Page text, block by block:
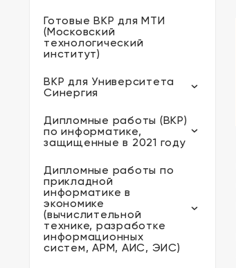
Готовые ВКР для МТИ
(Московский
технологический
институт)
ВКР для Университета
Синергия
Дипломные работы (ВКР)
по информатике,
защищенные в 2021 году
Дипломные работы по
прикладной
информатике в
экономике
(вычислительной
технике, разработке
информационных
систем, АРМ, АИС, ЭИС)